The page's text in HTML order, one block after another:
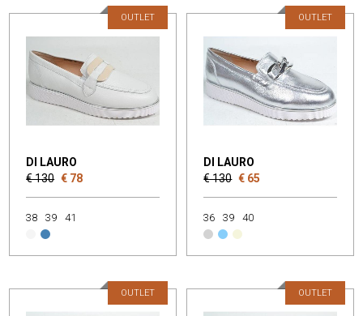
DI LAURO
€ 130 € 78
OUTLET
38 39 41
DI LAURO
€ 130 € 65
OUTLET
36 39 40
OUTLET OUTLET